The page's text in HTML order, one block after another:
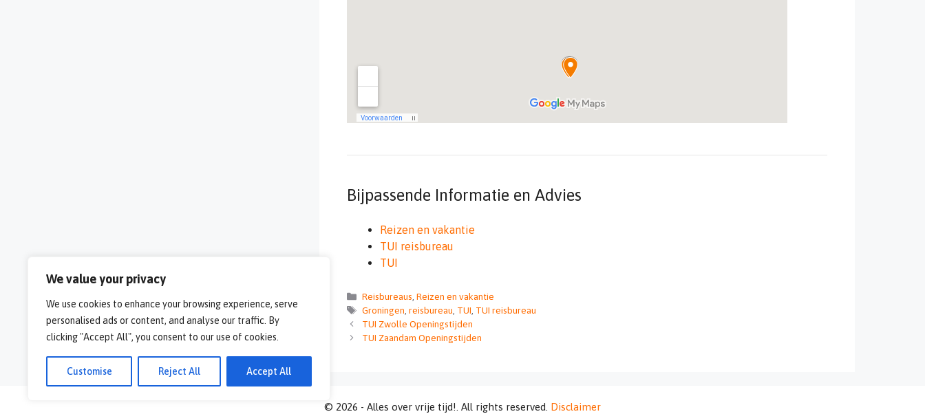
We value your privacy
We use cookies to enhance your browsing experience, serve
personalised ads or content, and analyse our traffic. By
clicking "Accept All", you consent to our use of cookies.
Customise Reject All Accept All
Bijpassende Informatie en Advies
Reizen en vakantie
TUI reisbureau
TUI
Categorieën
Reisbureaus Reizen en vakantie
Tags
Groningen reisbureau TUI TUI reisbureau
TUI Zwolle Openingstijden
TUI Zaandam Openingstijden
© 2026 - Alles over vrije tijd!. All rights reserved. Disclaimer